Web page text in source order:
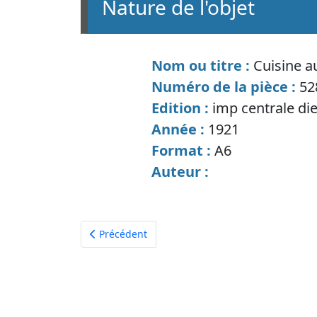
nature de l'objet
Nom ou titre : Cuisine
Numéro de la pièce :
Edition : imp centrale
Année : 1921
Format : A6
Auteur :
Article précédent : Le gaz dans l'enseignement
Précédent